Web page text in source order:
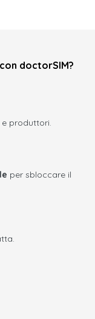
doctorSIM?
produttori.
per sbloccare il